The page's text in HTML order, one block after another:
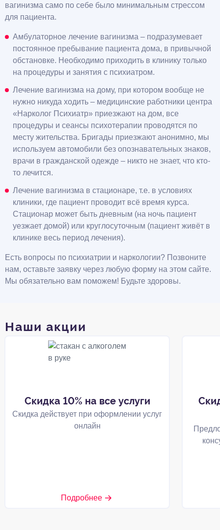
вагинизма само по себе было минимальным стрессом
для пациента.
Амбулаторное лечение вагинизма – подразумевает
постоянное пребывание пациента дома, в привычной
обстановке. Необходимо приходить в клинику только
на процедуры и занятия с психиатром.
Лечение вагинизма на дому, при котором вообще не
нужно никуда ходить – медицинские работники центра
«Нарколог Психиатр» приезжают на дом, все
процедуры и сеансы психотерапии проводятся по
месту жительства. Бригады приезжают анонимно, мы
используем автомобили без опознавательных знаков,
врачи в гражданской одежде – никто не знает, что кто-
то лечится.
Лечение вагинизма в стационаре, т.е. в условиях
клиники, где пациент проводит всё время курса.
Стационар может быть дневным (на ночь пациент
уезжает домой) или круглосуточным (пациент живёт в
клинике весь период лечения).
Есть вопросы по психиатрии и наркологии? Позвоните
нам, оставьте заявку через любую форму на этом сайте.
Мы обязательно вам поможем! Будьте здоровы.
Наши акции
Скидка 10% на все услуги
Скидка действует при оформлении услуг
онлайн
Подробнее